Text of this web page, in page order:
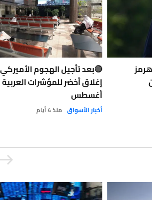
🔴بعد تأجيل الهجوم
إغلاق أخضر للمؤشرات
أغسطس
أخبار الأسواق منذ 4 أيام